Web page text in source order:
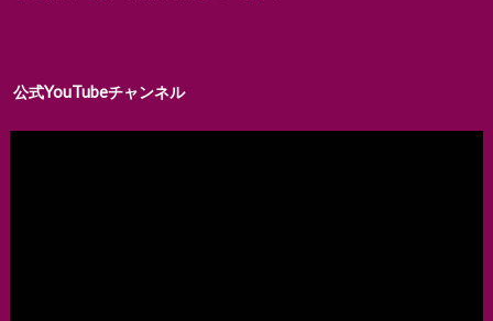
公式YouTubeチャンネル